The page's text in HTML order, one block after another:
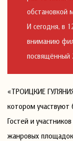
обстановкой
И сегодня, в
вниманию
посвящённый
«ТРОИЦКИЕ
котором участвуют
Гостей и
жанровых